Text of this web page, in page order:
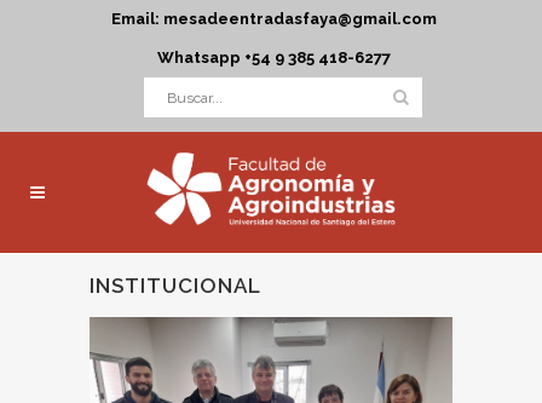
Email: mesadeentradasfaya@gmail.com
Whatsapp +54 9 385 418-6277
INSTITUCIONAL